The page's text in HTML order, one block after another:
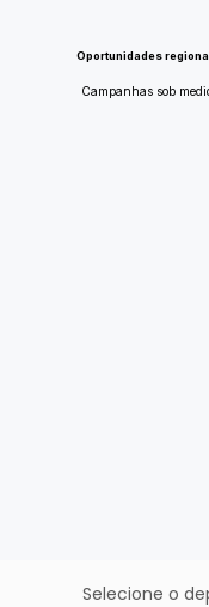
Oportunidades
Campanhas sob
Selecione o